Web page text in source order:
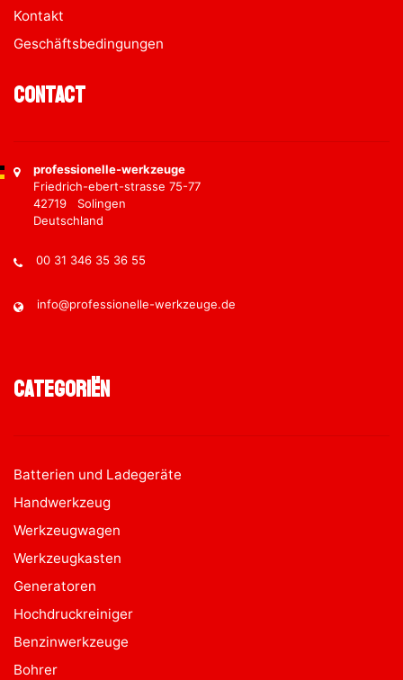
Kontakt
Geschäftsbedingungen
Contact
professionelle-werkzeuge
Friedrich-ebert-strasse 75-77
42719 Solingen
Deutschland
00 31 346 35 36 55
info@professionelle-werkzeuge.de
Categoriën
Batterien und Ladegeräte
Handwerkzeug
Werkzeugwagen
Werkzeugkasten
Generatoren
Hochdruckreiniger
Benzinwerkzeuge
Bohrer